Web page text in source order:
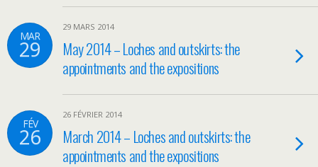
MAR
29
29 MARS 2014
May 2014 – Loches and outskirts: the
appointments and the expositions
FÉV
26
26 FÉVRIER 2014
March 2014 – Loches and outskirts: the
appointments and the expositions